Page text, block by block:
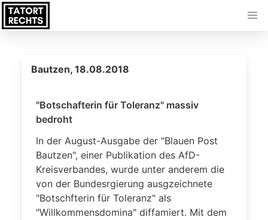
Bautzen, 18.08.2018
"Botschafterin für Toleranz" massiv
bedroht
In der August-Ausgabe der "Blauen Post
Bautzen", einer Publikation des AfD-
Kreisverbandes, wurde unter anderem die
von der Bundesrgierung ausgzeichnete
"Botschfterin für Toleranz" als
"Willkommensdomina" diffamiert. Mit dem